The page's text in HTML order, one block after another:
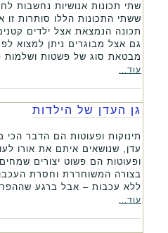
שתי תכונות אנושיות נחשבות
ששתי התכונות הללו סותרות
תכונה הנמצאת אצל ילדים
גם אצל מבוגרים ניתן למצוא
מבטאת סוג של פשטות ושלמות
עוד...
גן העדן של הילדות
תינוקות ופעוטות הם הדבר
עדן, שנושאים איתם את אורו
ופעוטות הם פשוט יצורים
בצורה המשוחררת וחסרת
ללא עכבות – אבל ברגע
עוד...